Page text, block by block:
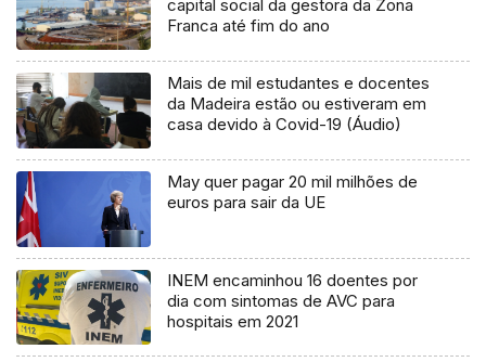
capital social da gestora da Zona
Franca até fim do ano
Mais de mil estudantes e docentes
da Madeira estão ou estiveram em
casa devido à Covid-19 (Áudio)
May quer pagar 20 mil milhões de
euros para sair da UE
INEM encaminhou 16 doentes por
dia com sintomas de AVC para
hospitais em 2021